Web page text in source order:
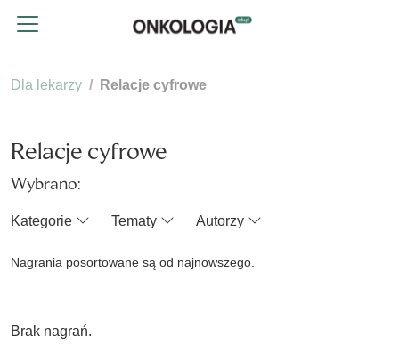
Dla lekarzy Relacje cyfrowe
Relacje cyfrowe
Wybrano:
Kategorie Tematy Autorzy
Nagrania posortowane są od najnowszego.
Brak nagrań.